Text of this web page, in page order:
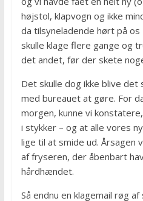
højstol, klapvogn og ikke
da tilsyneladende hørt på
skulle klage flere gange og
det andet, før der skete
Det skulle dog ikke blive det
med bureauet at gøre. For
morgen, kunne vi
i stykker – og at alle vores
lige til at smide ud. Årsagen
af fryseren, der åbenbart
hårdhændet.
Så endnu en klagemail røg